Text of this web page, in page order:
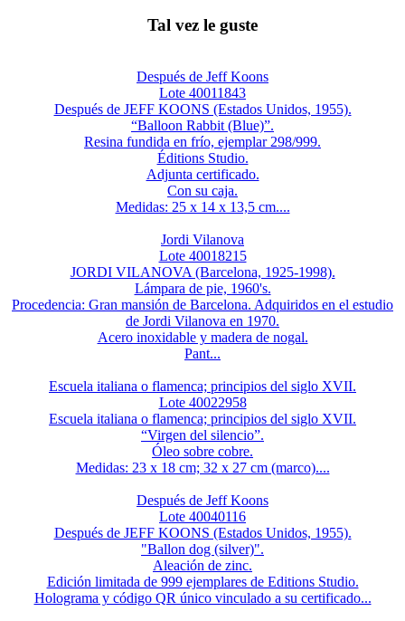
Tal vez le guste
Después de Jeff Koons
Lote 40011843
Después de JEFF KOONS (Estados Unidos, 1955).
“Balloon Rabbit (Blue)”.
Resina fundida en frío, ejemplar 298/999.
Éditions Studio.
Adjunta certificado.
Con su caja.
Medidas: 25 x 14 x 13,5 cm....
Jordi Vilanova
Lote 40018215
JORDI VILANOVA (Barcelona, 1925-1998).
Lámpara de pie, 1960's.
Procedencia: Gran mansión de Barcelona. Adquiridos en el estudio
de Jordi Vilanova en 1970.
Acero inoxidable y madera de nogal.
Pant...
Escuela italiana o flamenca; principios del siglo XVII.
Lote 40022958
Escuela italiana o flamenca; principios del siglo XVII.
“Virgen del silencio”.
Óleo sobre cobre.
Medidas: 23 x 18 cm; 32 x 27 cm (marco)....
Después de Jeff Koons
Lote 40040116
Después de JEFF KOONS (Estados Unidos, 1955).
"Ballon dog (silver)".
Aleación de zinc.
Edición limitada de 999 ejemplares de Editions Studio.
Holograma y código QR único vinculado a su certificado...